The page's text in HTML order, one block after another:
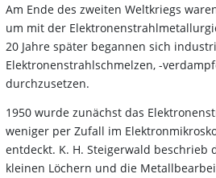
Am Ende des zweiten Weltkriegs
um mit der
20 Jahre später begannen sich
Elektronenstrahlschmelzen, -
durchzusetzen.
1950 wurde zunächst das
weniger per Zufall im
entdeckt. K. H. Steigerwald beschrieb
kleinen Löchern und die